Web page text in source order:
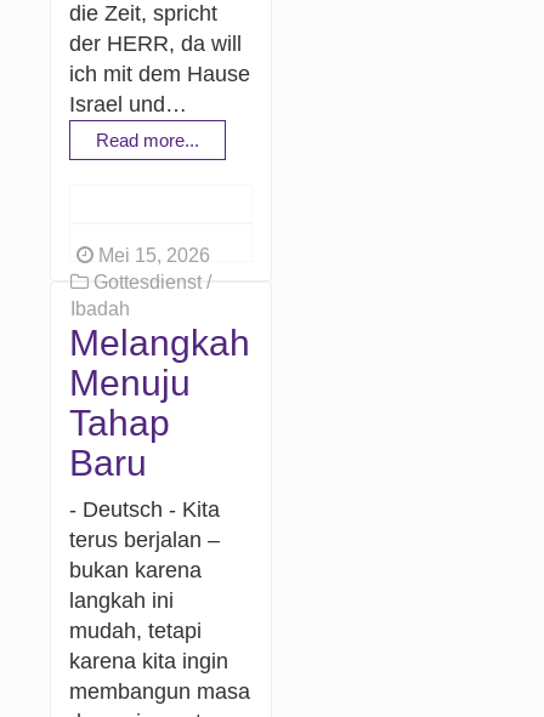
die Zeit, spricht
der HERR, da will
ich mit dem Hause
Israel und…
Read more...
Mei 15, 2026
Gottesdienst /
Ibadah
Melangkah
Menuju
Tahap
Baru
- Deutsch - Kita
terus berjalan –
bukan karena
langkah ini
mudah, tetapi
karena kita ingin
membangun masa